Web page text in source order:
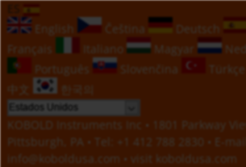
English
Čeština Deutsch
Français
Italiano Magyar
Português
Slovenčina Türkçe
中文
한국의
KOBOLD Instruments Inc • 1801 Parkway
Pittsburgh, PA • Tel:
+1 412 788 2830 • E-mail:
info@koboldusa.com • visit koboldusa.com